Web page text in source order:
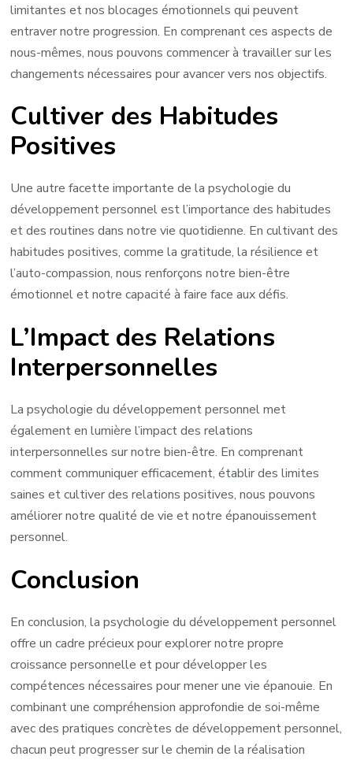
limitantes et nos blocages émotionnels qui peuvent
entraver notre progression. En comprenant ces aspects de
nous-mêmes, nous pouvons commencer à travailler sur les
changements nécessaires pour avancer vers nos objectifs.
Cultiver des Habitudes
Positives
Une autre facette importante de la psychologie du
développement personnel est l’importance des habitudes
et des routines dans notre vie quotidienne. En cultivant des
habitudes positives, comme la gratitude, la résilience et
l’auto-compassion, nous renforçons notre bien-être
émotionnel et notre capacité à faire face aux défis.
L’Impact des Relations
Interpersonnelles
La psychologie du développement personnel met
également en lumière l’impact des relations
interpersonnelles sur notre bien-être. En comprenant
comment communiquer efficacement, établir des limites
saines et cultiver des relations positives, nous pouvons
améliorer notre qualité de vie et notre épanouissement
personnel.
Conclusion
En conclusion, la psychologie du développement personnel
offre un cadre précieux pour explorer notre propre
croissance personnelle et pour développer les
compétences nécessaires pour mener une vie épanouie. En
combinant une compréhension approfondie de soi-même
avec des pratiques concrètes de développement personnel,
chacun peut progresser sur le chemin de la réalisation